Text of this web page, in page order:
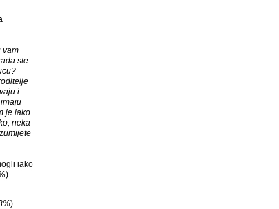
vam
ste
i
je lako
neka
iako
)
)